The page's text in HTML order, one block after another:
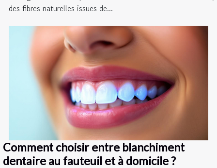
des fibres naturelles issues de...
Comment choisir entre blanchiment
dentaire au fauteuil et à domicile ?